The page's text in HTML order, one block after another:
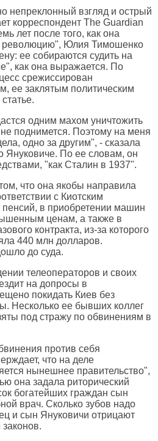
непреклонный взгляд и острый
корреспондент The Guardian
лет после того, как она
революцию", Юлия Тимошенко
ее собираются судить на
как она выражается. По
срежиссирован
ее заклятым политическим
одним махом уничтожить
поднимется. Поэтому на меня
одно за другим", - сказала
Януковиче. По ее словам, он
"как Сталин в 1937".
что она якобы направила
с Киотским
в приобретении машин
ценам, а также в
контракта, из-за которого
440 млн долларов.
до суда.
телеоператоров и своих
на допросы в
покидать Киев без
Несколько ее бывших коллег
под стражу по обвинениям в
против себя
что на деле
нынешнее правительство",
она задала риторический
богатейших граждан сын
врач. Сколько зубов надо
и сын Януковичи отрицают